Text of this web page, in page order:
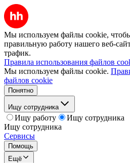
Мы используем файлы cookie,
правильную работу нашего веб-
трафик.
Правила использования файлов
Мы используем файлы cookie.
файлов cookie
Понятно
Ищу сотрудника
Ищу работу
Ищу сотрудника
Ищу сотрудника
Сервисы
Помощь
Ещё